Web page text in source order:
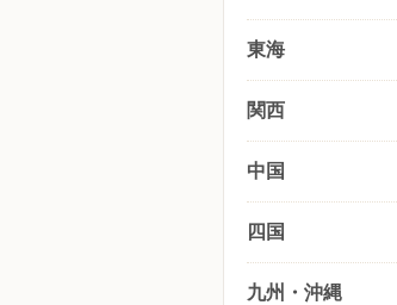
東海
関西
中国
四国
九州・沖縄